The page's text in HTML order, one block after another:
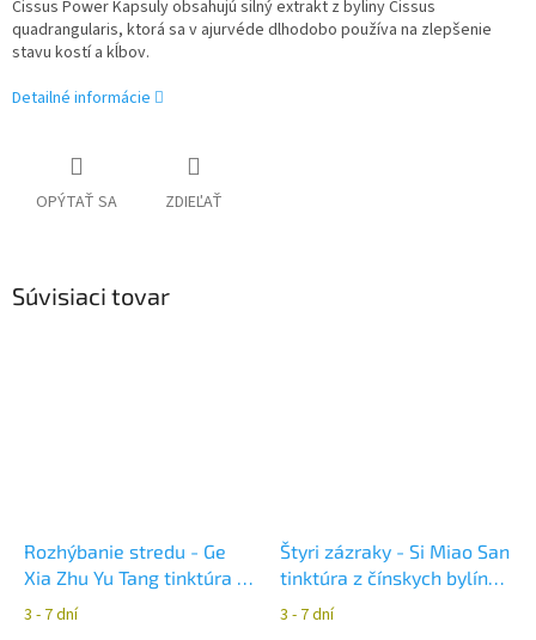
Cissus Power Kapsuly obsahujú silný extrakt z byliny Cissus
quadrangularis, ktorá sa v ajurvéde dlhodobo používa na zlepšenie
stavu kostí a kĺbov.
Detailné informácie
OPÝTAŤ SA ZDIEĽAŤ
Súvisiaci tovar
Rozhýbanie stredu - Ge
Xia Zhu Yu Tang tinktúra z
čínskych balín YaoMedica
3 - 7 dní
Štyri zázraky - Si Miao San
tinktúra z čínskych bylín
YaoMedica
3 - 7 dní